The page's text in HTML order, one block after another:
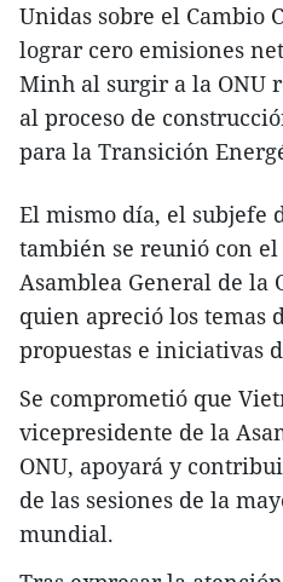
Unidas sobre el Cambio
lograr cero emisiones
Minh al surgir a la ONU
al proceso de
para la Transición
El mismo día, el subjefe
también se reunió con
Asamblea General de la
quien apreció los temas
propuestas e iniciativas
Se comprometió que
vicepresidente de la
ONU, apoyará y
de las sesiones de la
mundial.